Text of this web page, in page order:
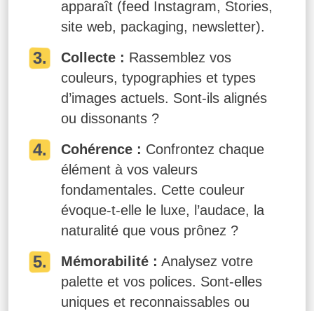
apparaît (feed Instagram, Stories,
site web, packaging, newsletter).
Collecte : Rassemblez vos
couleurs, typographies et types
d’images actuels. Sont-ils alignés
ou dissonants ?
Cohérence : Confrontez chaque
élément à vos valeurs
fondamentales. Cette couleur
évoque-t-elle le luxe, l’audace, la
naturalité que vous prônez ?
Mémorabilité : Analysez votre
palette et vos polices. Sont-elles
uniques et reconnaissables ou